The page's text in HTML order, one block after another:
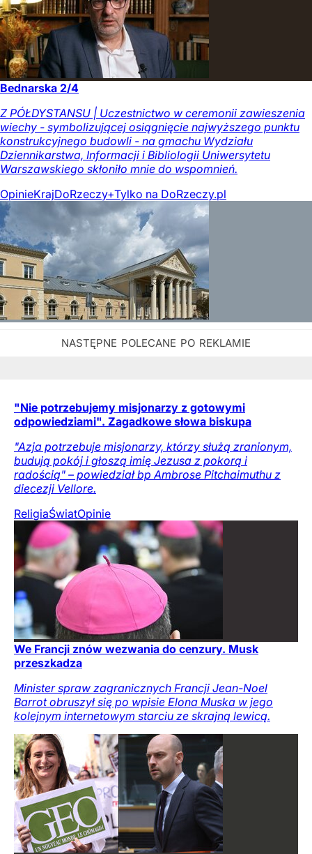
Bednarska 2/4
Z PÓŁDYSTANSU | Uczestnictwo w ceremonii zawieszenia
wiechy - symbolizującej osiągnięcie najwyższego punktu
konstrukcyjnego budowli - na gmachu Wydziału
Dziennikarstwa, Informacji i Bibliologii Uniwersytetu
Warszawskiego skłoniło mnie do wspomnień.
OpinieKrajDoRzeczy+Tylko na DoRzeczy.pl
"Nie potrzebujemy misjonarzy z gotowymi
odpowiedziami". Zagadkowe słowa biskupa
"Azja potrzebuje misjonarzy, którzy służą zranionym,
budują pokój i głoszą imię Jezusa z pokorą i
radością" – powiedział bp Ambrose Pitchaimuthu z
diecezji Vellore.
ReligiaŚwiatOpinie
We Francji znów wezwania do cenzury. Musk
przeszkadza
Minister spraw zagranicznych Francji Jean-Noel
Barrot obruszył się po wpisie Elona Muska w jego
kolejnym internetowym starciu ze skrajną lewicą.